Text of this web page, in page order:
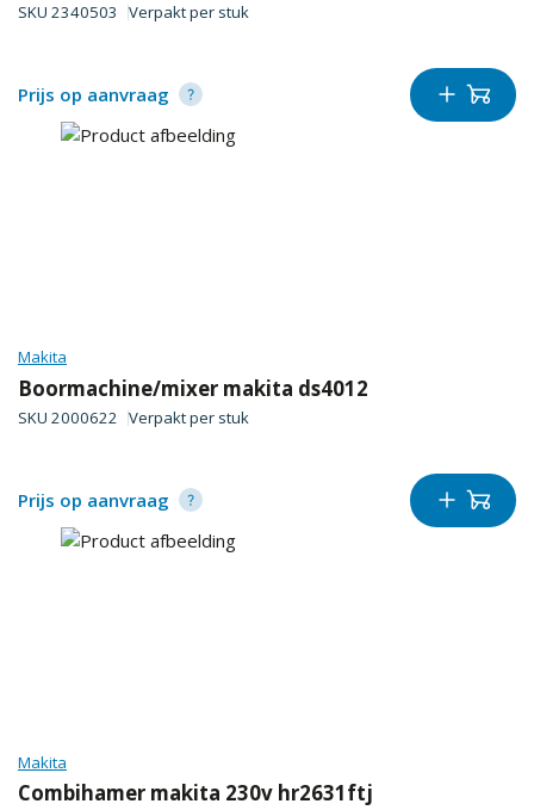
SKU 2340503 Verpakt per stuk
Prijs op aanvraag
Makita
Boormachine/mixer makita ds4012
SKU 2000622 Verpakt per stuk
Prijs op aanvraag
Makita
Combihamer makita 230v hr2631ftj